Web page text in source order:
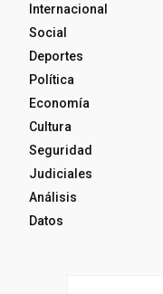
Internacional
Social
Deportes
Política
Economía
Cultura
Seguridad
Judiciales
Análisis
Datos